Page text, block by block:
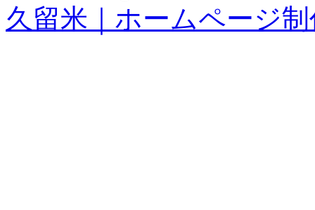
久留米｜ホームページ